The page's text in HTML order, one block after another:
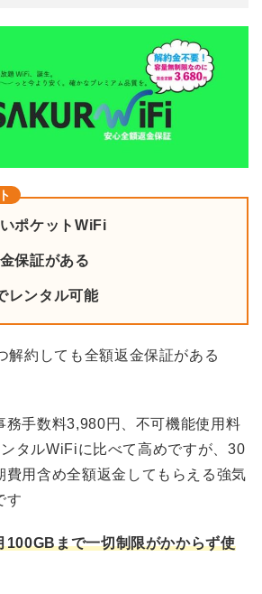
ポケットWiFi
保証がある
レンタル可能
解約しても全額返金保証がある
務手数料3,980円、不可機能使用料
タルWiFiに比べて高めですが、30
費用含め全額返金してもらえる強気
す
100GBまで一切制限がかからず使